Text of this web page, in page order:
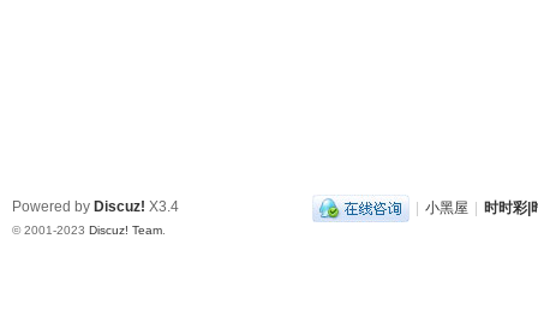
| 小黑屋 | 时时彩|
Powered by Discuz! X3.4
© 2001-2023 Discuz! Team